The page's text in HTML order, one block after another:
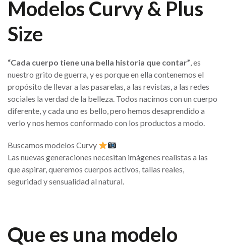
Modelos Curvy & Plus
Size
“Cada cuerpo tiene una bella historia que contar”, es
nuestro grito de guerra, y es porque en ella contenemos el
propósito de llevar a las pasarelas, a las revistas, a las redes
sociales la verdad de la belleza. Todos nacimos con un cuerpo
diferente, y cada uno es bello, pero hemos desaprendido a
verlo y nos hemos conformado con los productos a modo.
Buscamos modelos Curvy
Las nuevas generaciones necesitan imágenes realistas a las
que aspirar, queremos cuerpos activos, tallas reales,
seguridad y sensualidad al natural.
Que es una modelo